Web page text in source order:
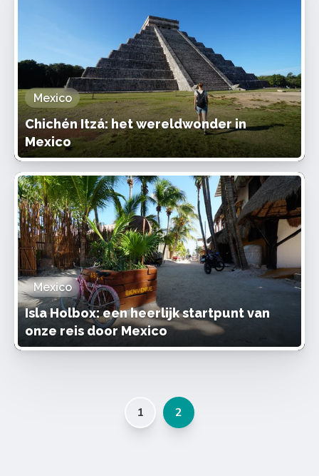
Mexico
Chichén Itzá: het wereldwonder in
Mexico
Mexico
Isla Holbox: een heerlijk startpunt van
onze reis door Mexico
1 2